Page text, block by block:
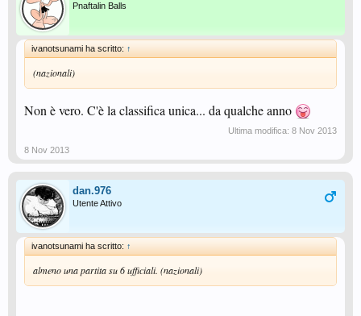
Pnaftalin Balls
ivanotsunami ha scritto: ↑
(nazionali)
Non è vero. C'è la classifica unica... da qualche anno
Ultima modifica: 8 Nov 2013
8 Nov 2013
dan.976
Utente Attivo
ivanotsunami ha scritto: ↑
almeno una partita su 6 ufficiali. (nazionali)